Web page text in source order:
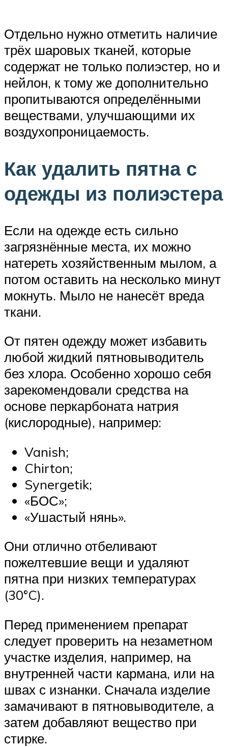
Отдельно нужно отметить наличие
трёх шаровых тканей, которые
содержат не только полиэстер, но и
нейлон, к тому же дополнительно
пропитываются определёнными
веществами, улучшающими их
воздухопроницаемость.
Как удалить пятна с
одежды из полиэстера
Если на одежде есть сильно
загрязнённые места, их можно
натереть хозяйственным мылом, а
потом оставить на несколько минут
мокнуть. Мыло не нанесёт вреда
ткани.
От пятен одежду может избавить
любой жидкий пятновыводитель
без хлора. Особенно хорошо себя
зарекомендовали средства на
основе перкарбоната натрия
(кислородные), например:
Vanish;
Chirton;
Synergetik;
«БОС»;
«Ушастый нянь».
Они отлично отбеливают
пожелтевшие вещи и удаляют
пятна при низких температурах
(30°C).
Перед применением препарат
следует проверить на незаметном
участке изделия, например, на
внутренней части кармана, или на
швах с изнанки. Сначала изделие
замачивают в пятновыводителе, а
затем добавляют вещество при
стирке.